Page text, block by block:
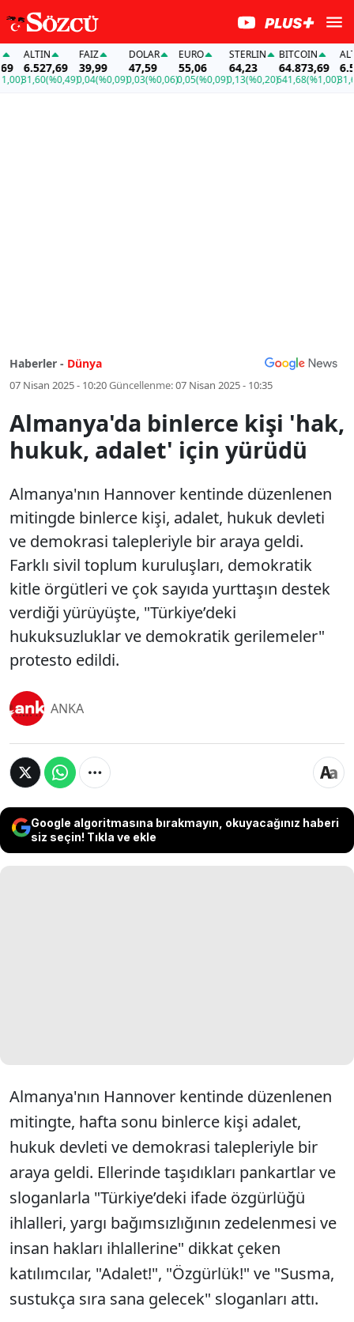
ALTIN
6.527,69
31,60(%0,49)
FAİZ
39,99
0,04(%0,09)
DOLAR
47,59
0,03(%0,06)
EURO
55,06
0,05(%0,09)
STERLIN
64,23
0,13(%0,20)
BITCOIN
64.873,69
641,68(%1,00)31,60
Haberler - Dünya
07 Nisan 2025 - 10:20Güncellenme:07 Nisan 2025 - 10:35
Almanya'da binlerce kişi 'hak,
hukuk, adalet' için yürüdü
Almanya'nın Hannover kentinde düzenlenen
mitingde binlerce kişi, adalet, hukuk devleti
ve demokrasi talepleriyle bir araya geldi.
Farklı sivil toplum kuruluşları, demokratik
kitle örgütleri ve çok sayıda yurttaşın destek
verdiği yürüyüşte, "Türkiye’deki
hukuksuzluklar ve demokratik gerilemeler"
protesto edildi.
ANKA
Google algoritmasına bırakmayın, okuyacağınız haberi
siz seçin! Tıkla ve ekle
Almanya'nın Hannover kentinde düzenlenen
mitingte, hafta sonu binlerce kişi adalet,
hukuk devleti ve demokrasi talepleriyle bir
araya geldi. Ellerinde taşıdıkları pankartlar ve
sloganlarla "Türkiye’deki ifade özgürlüğü
ihlalleri, yargı bağımsızlığının zedelenmesi ve
insan hakları ihlallerine" dikkat çeken
katılımcılar, "Adalet!", "Özgürlük!" ve "Susma,
sustukça sıra sana gelecek" sloganları attı.